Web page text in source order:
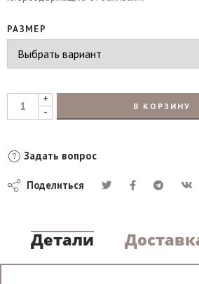
РАЗМЕР
+
-
В КОРЗИНУ
Задать вопрос
Поделиться
Детали